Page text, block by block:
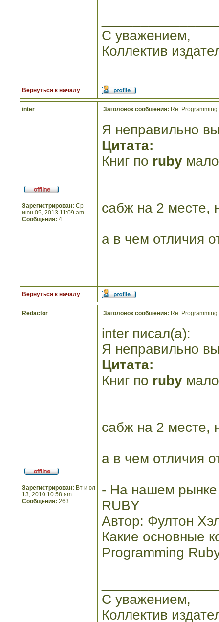
С уважением,
Коллектив
Вернуться к началу
inter Заголовок сообщения: Re:
Зарегистрирован: Ср
июн 05, 2013 11:09 am
Сообщения: 4
Я неправильно
Цитата:
Книг по ruby
сабж на 2 месте,
а в чем отличия
Вернуться к началу
Redactor Заголовок сообщения: Re:
Зарегистрирован: Вт июл
13, 2010 10:58 am
Сообщения: 263
inter писал(а):
Я неправильно
Цитата:
Книг по ruby
сабж на 2 месте,
а в чем отличия
- На нашем рынке
RUBY
Автор: Фултон
Какие основные
Programming
С уважением,
Коллектив